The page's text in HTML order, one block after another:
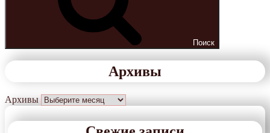
Поиск
Архивы
Архивы